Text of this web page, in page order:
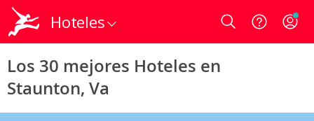
Hoteles Login
Los 30 mejores Hoteles en
Staunton, Va